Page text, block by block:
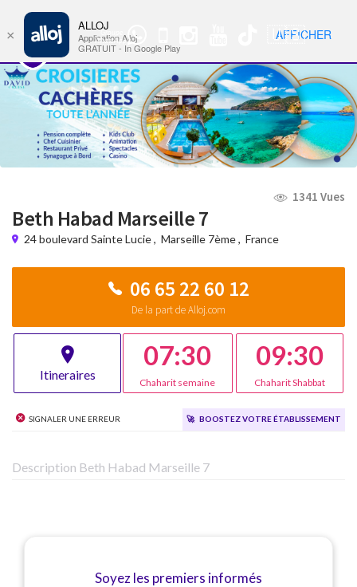
Groupe
WhatsApp
🇺🇸 Nav
1341 Vues
Beth Habad Marseille 7
24 boulevard Sainte Lucie, Marseille 7ème, France
06 65 22 60 12
De la part de Alloj.com
Itineraires
07:30
Chaharit semaine
09:30
Chaharit Shabbat
Signaler une erreur 🚀 Boostez votre établissement
Description Beth Habad Marseille 7
Soyez les premiers informés
×
ALLOJ
Application Alloj
GRATUIT - In Google Play
AFFICHER